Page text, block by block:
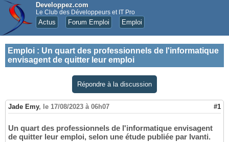
Developpez.com
Le Club des Développeurs et IT Pro
Actus Forum Emploi Emploi
Emploi : Un quart des professionnels de l'informatique
envisagent de quitter leur emploi
Répondre à la discussion
Jade Emy, le 17/08/2023 à 06h07 #1
Un quart des professionnels de l'informatique envisagent
de quitter leur emploi, selon une étude publiée par Ivanti.